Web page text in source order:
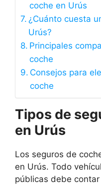
coche en Urús
¿Cuánto cuesta
Urús?
Principales
coche
Consejos para
coche
Tipos de
en Urús
Los seguros de
en Urús. Todo
públicas debe contar